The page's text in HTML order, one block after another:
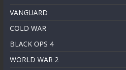
VANGUARD
COLD WAR
BLACK OPS 4
WORLD WAR 2